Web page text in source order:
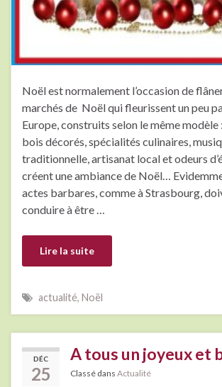
Noël est normalement l’occasion de
marchés de Noël qui fleurissent un peu
Europe, construits selon le même modèle
bois décorés, spécialités culinaires,
traditionnelle, artisanat local et odeurs
créent une ambiance de Noël…
actes barbares, comme à Strasbourg,
conduire à être …
Lire la suite
actualité, Noël
DÉC
25
A tous un joyeux et
Classé dans Actualité